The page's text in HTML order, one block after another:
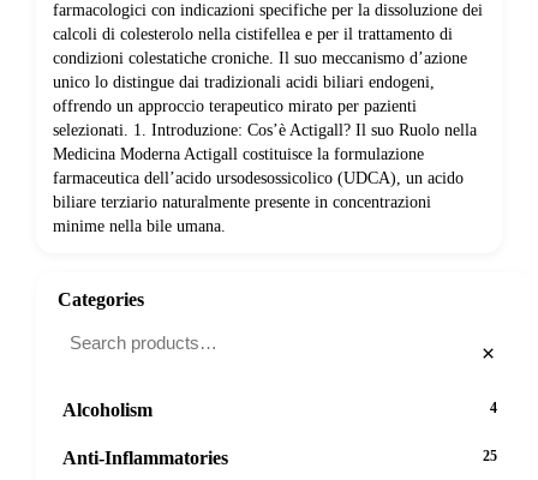
farmacologici con indicazioni specifiche per la dissoluzione dei
calcoli di colesterolo nella cistifellea e per il trattamento di
condizioni colestatiche croniche. Il suo meccanismo d’azione
unico lo distingue dai tradizionali acidi biliari endogeni,
offrendo un approccio terapeutico mirato per pazienti
selezionati. 1. Introduzione: Cos’è Actigall? Il suo Ruolo nella
Medicina Moderna Actigall costituisce la formulazione
farmaceutica dell’acido ursodesossicolico (UDCA), un acido
biliare terziario naturalmente presente in concentrazioni
minime nella bile umana.
Categories
×
Alcoholism 4
Anti-Inflammatories 25